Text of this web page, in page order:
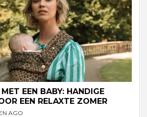
EEN BABY: HANDIGE
EEN RELAXTE ZOMER
AGO